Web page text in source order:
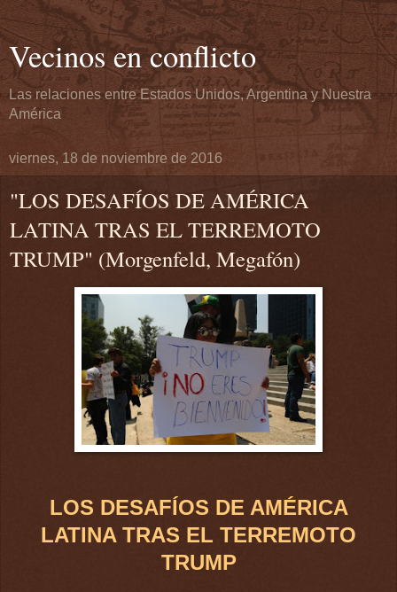
Vecinos en conflicto
Las relaciones entre Estados Unidos, Argentina y Nuestra
América
viernes, 18 de noviembre de 2016
"LOS DESAFÍOS DE AMÉRICA
LATINA TRAS EL TERREMOTO
TRUMP" (Morgenfeld, Megafón)
LOS DESAFÍOS DE AMÉRICA
LATINA TRAS EL TERREMOTO
TRUMP